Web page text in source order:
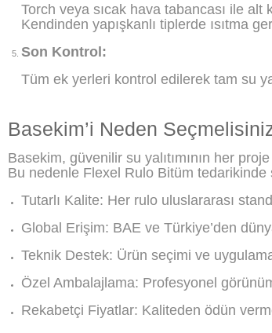
Torch veya sıcak hava tabancası ile alt
Kendinden yapışkanlı tiplerde ısıtma
Son Kontrol:
Tüm ek yerleri kontrol edilerek tam su
Basekim’i Neden
Basekim, güvenilir su yalıtımının her
Bu nedenle Flexel Rulo Bitüm tedarikinde
Tutarlı Kalite: Her rulo uluslararası
Global Erişim: BAE ve Türkiye’den
Teknik Destek: Ürün seçimi ve
Özel Ambalajlama: Profesyonel
Rekabetçi Fiyatlar: Kaliteden ödün